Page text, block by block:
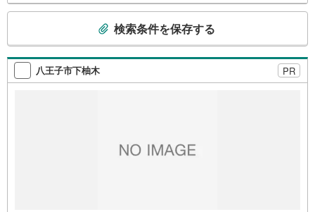
らお客様へ経験豊富なスタッフが親身になってお客様に合
った物件をご紹介させて頂きます！ /他社様掲載物件も併せ
てご紹介可能ですのでお気軽にお問い合わせ下さい♪駐車
場もございますので、お車でのお越しも大歓迎です！
検
索
条
検索条件を保存する
八王子市下柚木 PR